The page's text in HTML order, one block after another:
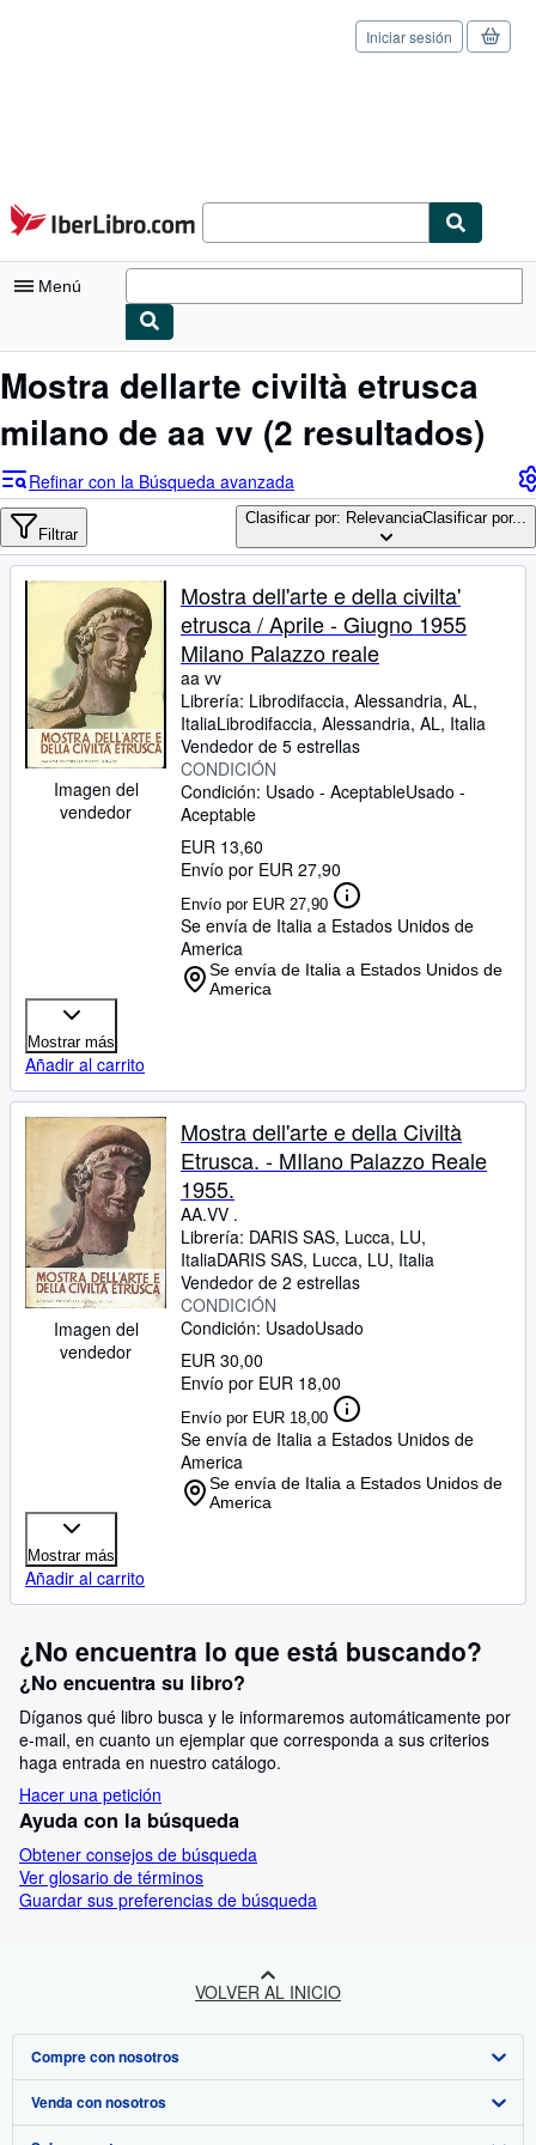
Pasar al contenido principal
IberLibro.com
Iniciar sesión
Menú
Mi cuenta
Búsqueda avanzada
Colecciones
Libros antiguos
Arte y coleccionismo
Vendedores
Comenzar a vender
Ayuda
CERRAR
Mostra dellarte civiltà etrusca
milano de aa vv (2 resultados)
Refinar con la Búsqueda avanzada
Filtrar
Clasificar por: RelevanciaClasificar por...
Imagen del
vendedor
Mostra dell'arte e della civilta'
etrusca / Aprile - Giugno 1955
Milano Palazzo reale
aa vv
Librería: Librodifaccia, Alessandria, AL,
ItaliaLibrodifaccia, Alessandria, AL, Italia
Vendedor de 5 estrellas
CONDICIÓN
Condición: Usado - AceptableUsado -
Aceptable
EUR 13,60
Envío por EUR 27,90
Envío por EUR 27,90
Se envía de Italia a Estados Unidos de
America
Se envía de Italia a Estados Unidos de
America
Mostrar más
Añadir al carrito
Imagen del
vendedor
Mostra dell'arte e della Civiltà
Etrusca. - MIlano Palazzo Reale
1955.
AA.VV .
Librería: DARIS SAS, Lucca, LU,
ItaliaDARIS SAS, Lucca, LU, Italia
Vendedor de 2 estrellas
CONDICIÓN
Condición: UsadoUsado
EUR 30,00
Envío por EUR 18,00
Envío por EUR 18,00
Se envía de Italia a Estados Unidos de
America
Se envía de Italia a Estados Unidos de
America
Mostrar más
Añadir al carrito
¿No encuentra lo que está buscando?
¿No encuentra su libro?
Díganos qué libro busca y le informaremos automáticamente por
e-mail, en cuanto un ejemplar que corresponda a sus criterios
haga entrada en nuestro catálogo.
Hacer una petición
Ayuda con la búsqueda
Obtener consejos de búsqueda
Ver glosario de términos
Guardar sus preferencias de búsqueda
VOLVER AL INICIO
Compre con nosotros
Búsqueda avanzada
Venda con nosotros